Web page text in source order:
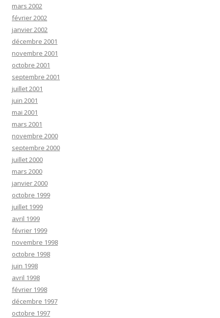
mars 2002
février 2002
janvier 2002
décembre 2001
novembre 2001
octobre 2001
septembre 2001
juillet 2001
juin 2001
mai 2001
mars 2001
novembre 2000
septembre 2000
juillet 2000
mars 2000
janvier 2000
octobre 1999
juillet 1999
avril 1999
février 1999
novembre 1998
octobre 1998
juin 1998
avril 1998
février 1998
décembre 1997
octobre 1997